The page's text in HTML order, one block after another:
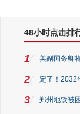
48小时点击排
1 美副国务卿
2 定了！2032
3 郑州地铁被